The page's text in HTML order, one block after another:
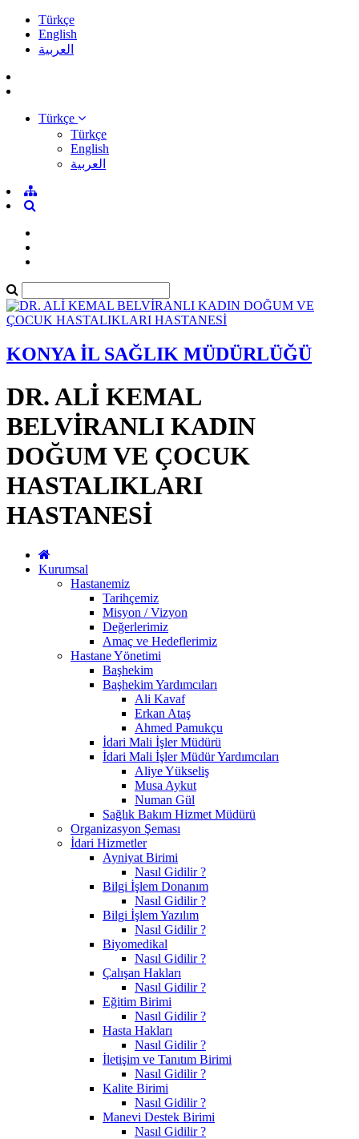
Türkçe
English
العربية
Türkçe
Türkçe
English
العربية
KONYA İL SAĞLIK MÜDÜRLÜĞÜ
DR. ALİ KEMAL
BELVİRANLI KADIN
DOĞUM VE ÇOCUK
HASTALIKLARI
HASTANESİ
Kurumsal
Hastanemiz
Tarihçemiz
Misyon / Vizyon
Değerlerimiz
Amaç ve Hedeflerimiz
Hastane Yönetimi
Başhekim
Başhekim Yardımcıları
Ali Kavaf
Erkan Ataş
Ahmed Pamukçu
İdari Mali İşler Müdürü
İdari Mali İşler Müdür Yardımcıları
Aliye Yükseliş
Musa Aykut
Numan Gül
Sağlık Bakım Hizmet Müdürü
Organizasyon Şeması
İdari Hizmetler
Ayniyat Birimi
Nasıl Gidilir ?
Bilgi İşlem Donanım
Nasıl Gidilir ?
Bilgi İşlem Yazılım
Nasıl Gidilir ?
Biyomedikal
Nasıl Gidilir ?
Çalışan Hakları
Nasıl Gidilir ?
Eğitim Birimi
Nasıl Gidilir ?
Hasta Hakları
Nasıl Gidilir ?
İletişim ve Tanıtım Birimi
Nasıl Gidilir ?
Kalite Birimi
Nasıl Gidilir ?
Manevi Destek Birimi
Nasıl Gidilir ?